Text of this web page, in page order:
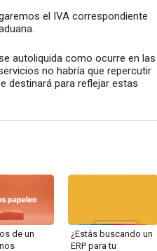
el IVA correspondiente
autoliquida como ocurre en las
no habría que repercutir
destinará para reflejar estas
de un
¿Estás buscando un
ERP para tu